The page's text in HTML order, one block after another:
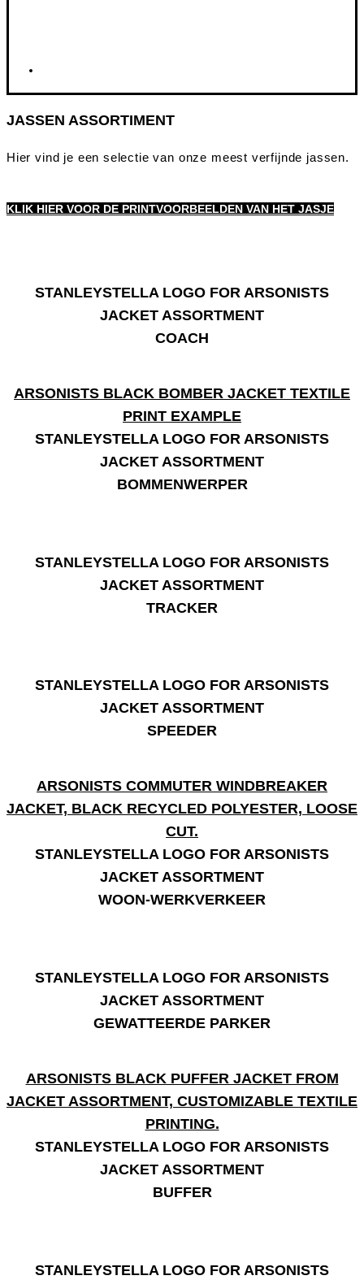
JASSEN ASSORTIMENT
Hier vind je een selectie van onze meest verfijnde jassen.
KLIK HIER VOOR DE PRINTVOORBEELDEN VAN HET JASJE
COACH
BOMMENWERPER
TRACKER
SPEEDER
WOON-WERKVERKEER
GEWATTEERDE PARKER
BUFFER